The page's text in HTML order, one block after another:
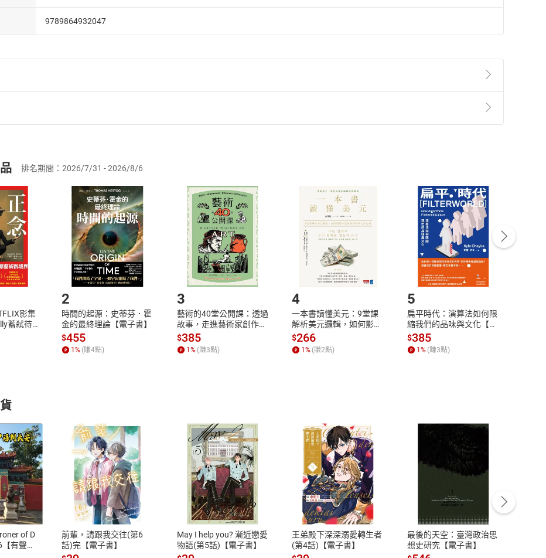
現人工智慧驅動企業潛在價值，所需的領導力、技術和組織變革策略。」──拉傑夫．羅南奇（Rajeev Ronanki），
資深副總裁、《你和人工智慧》（
文波特（
College）IT與管理學傑出教授、牛津大學賽德商學院（Saïd Business School）客座教授、麻省理工學院數位經濟
及德勤AI業務資深顧問。他在《哈佛商業評論》（
Review）和其他刊物上，發表了三百多篇文章，並出版超過二十本書。同時為《富比士》（Forbes）、《麻省
Nitin Mittal
限公司（Deloitte Consulting LLP）的主管，目前擔任美國人工智慧（AI）策略成長產品領導人，並獲頒2019年紐約AI高
）年度AI創新人士獎。他專門為客戶提供諮詢，透過資料和AI推動轉型，以強化人工智慧，幫助客戶做出策略性選擇，
成轉型。尼丁擔任備受信賴的資料、分析和AI顧問，並在各種產業服務。他主要與生技業和醫療業的客戶合作，實施推動
模資料計畫，並使用進階分析和AI來發展洞見和商業策略。
翻譯，譯有《深入獅穴》、《高階覺察》、《視覺設計大師的數據溝通聖經》、《AI醫療 DEEP MEDICINE》、《危險心
創造價值？
機器
面向
種子
與未來工作的知識
新事物
9789864932047
：
費者保護法第19條第1項後段暨通訊交易解除權合理例外情事適用準則第2條第5款之規定，「非以有形媒介提供之數位
者訂購本店鋪之商品即代表知悉本店鋪所銷售之商品為電子書，屬非以有形媒介提供之數位內容，消費者同意若訂購後
/存取電子書，不得請求退貨退款。
您欲取消訂單或辦理退貨時，請登入樂天市場，並於「我的訂單」中點選「瀏覽訂單明細」
「申請取消訂單/退
鋪將依您的申請進行審核，待審核通過後將為您辦理退款事宜。
天市場須以整筆訂單為單位進行取消/退貨，恕無法以單支商品取消/退貨。
商品 放入購物車
Shopping cart
登入帳號
Login
付款方式
Payment
完成訂單
Complete
如何開始使用？
選擇閱讀載具 Step2.登入帳號，下載書籍後看書
方式
信用卡、LINE PAY、AFTEE
退換貨規範
本店是否提供消費者保護法七日猶豫期
之權利，遽消費者保護法及通訊交易解
除權合理例外情事適用準則，依商品性
客服資訊
服務時間：週一到週五 10:00-12:00、
13:00-17:00 (國定假日及例假日休息)
客服電話：0080-1857077
排名期間：2026/7/31 - 2026/8/6
影集
蓄弒待
2
時間的起源：史蒂芬．霍
金的最終理論【電子書】
$455
1 % (賺4點)
3
藝術的40堂公開課：透過
故事，走進藝術家創作現
場，看藝術如何誕生、如
何形塑人類生活【電子
書】
$385
1 % (賺3點)
4
一本書讀懂美元：9堂課
解析美元邏輯，如何影響
全球經濟和每個人的投資
【電子書】
$266
1% (賺2點)
5
扁平時代：演算法如何限
縮我們的品味與文化【電
子書】
$385
1% (賺3點)
of D
【有聲
前輩，請跟我交往(第6
話)完【電子書】
May I help you? 漸近戀愛
物語(第5話)【電子書】
王弟殿下深深溺愛轉生者
(第4話)【電子書】
最後的天空：臺灣政治思
想史研究【電子書】